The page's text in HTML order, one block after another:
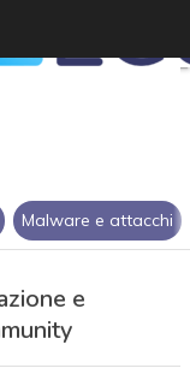
Malware e attacchi
e